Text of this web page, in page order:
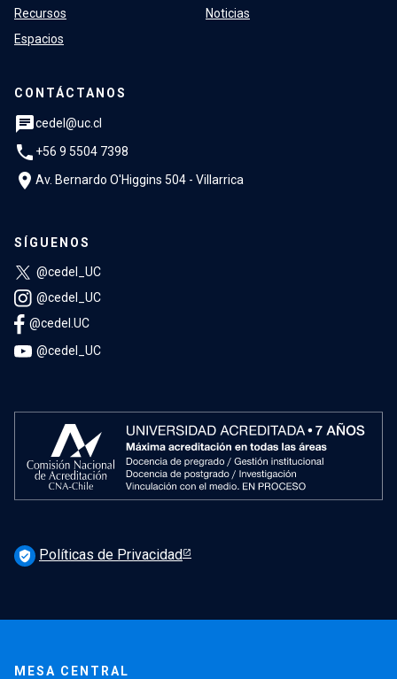
Recursos
Espacios
Noticias
CONTÁCTANOS
chatcedel@uc.cl
phone +56 9 5504 7398
location_on Av. Bernardo O'Higgins 504 - Villarrica
SÍGUENOS
@cedel_UC
@cedel_UC
@cedel.UC
@cedel_UC
verified_user Políticas de Privacidad
MESA CENTRAL